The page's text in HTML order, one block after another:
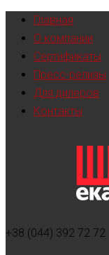
Главная
О компании
Сертификаты
Пресс-релизы
Для дилеров
Контакты
+38 (044) 392 72 72